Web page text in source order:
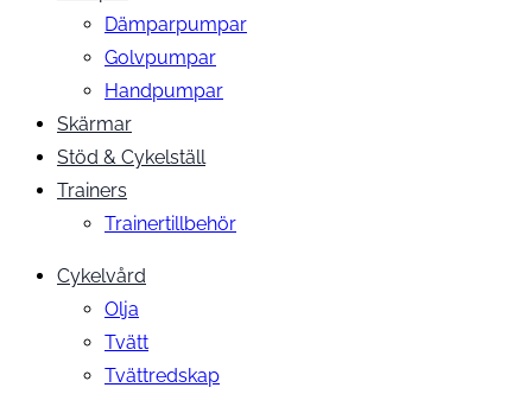
Dämparpumpar
Golvpumpar
Handpumpar
Skärmar
Stöd & Cykelställ
Trainers
Trainertillbehör
Cykelvård
Olja
Tvätt
Tvättredskap